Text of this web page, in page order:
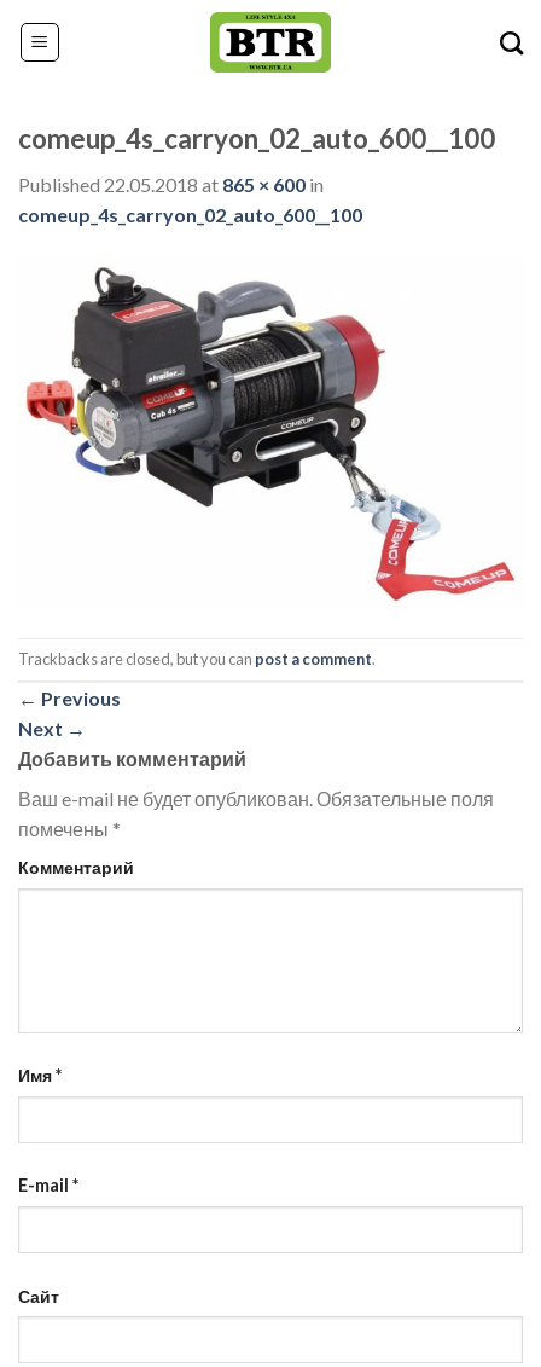
comeup_4s_carryon_02_auto_600__100
Published 22.05.2018 at 865 × 600 in
comeup_4s_carryon_02_auto_600__100
Trackbacks are closed, but you can post a comment.
← Previous
Next →
Добавить комментарий
Ваш e-mail не будет опубликован.Обязательные поля
помечены *
Комментарий
Имя*
E-mail *
Сайт